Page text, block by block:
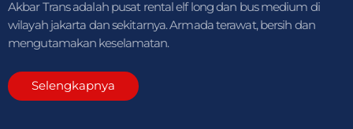
Akbar Trans adalah pusat rental elf long dan bus medium di
wilayah jakarta dan sekitarnya. Armada terawat, bersih dan
mengutamakan keselamatan.
Selengkapnya